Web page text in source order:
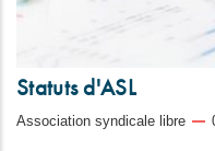
Statuts d'ASL
Association syndicale libre